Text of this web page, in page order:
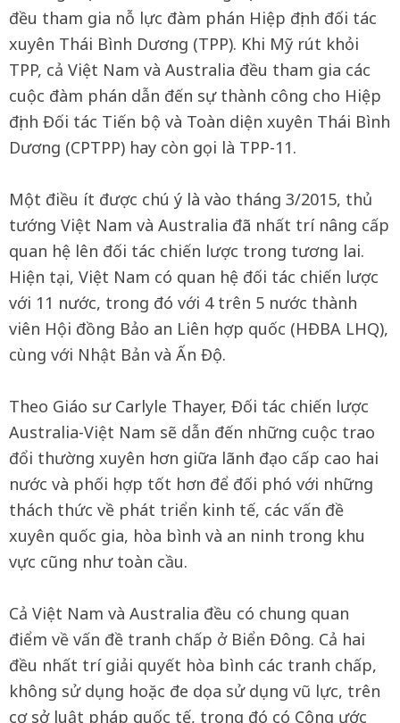
đều tham gia nỗ lực đàm phán Hiệp định đối tác
xuyên Thái Bình Dương (TPP). Khi Mỹ rút khỏi
TPP, cả Việt Nam và Australia đều tham gia các
cuộc đàm phán dẫn đến sự thành công cho Hiệp
định Đối tác Tiến bộ và Toàn diện xuyên Thái Bình
Dương (CPTPP) hay còn gọi là TPP-11.
Một điều ít được chú ý là vào tháng 3/2015, thủ
tướng Việt Nam và Australia đã nhất trí nâng cấp
quan hệ lên đối tác chiến lược trong tương lai.
Hiện tại, Việt Nam có quan hệ đối tác chiến lược
với 11 nước, trong đó với 4 trên 5 nước thành
viên Hội đồng Bảo an Liên hợp quốc (HĐBA LHQ),
cùng với Nhật Bản và Ấn Độ.
Theo Giáo sư Carlyle Thayer, Đối tác chiến lược
Australia-Việt Nam sẽ dẫn đến những cuộc trao
đổi thường xuyên hơn giữa lãnh đạo cấp cao hai
nước và phối hợp tốt hơn để đối phó với những
thách thức về phát triển kinh tế, các vấn đề
xuyên quốc gia, hòa bình và an ninh trong khu
vực cũng như toàn cầu.
Cả Việt Nam và Australia đều có chung quan
điểm về vấn đề tranh chấp ở Biển Đông. Cả hai
đều nhất trí giải quyết hòa bình các tranh chấp,
không sử dụng hoặc đe dọa sử dụng vũ lực, trên
cơ sở luật pháp quốc tế, trong đó có Công ước